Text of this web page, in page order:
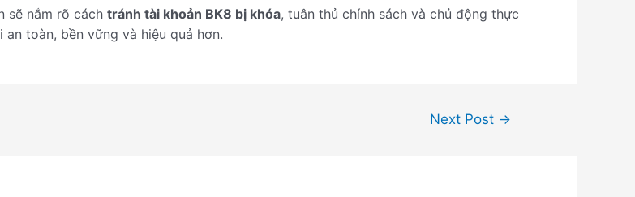
sẽ nắm rõ cách tránh tài khoản BK8 bị khóa, tuân thủ chính sách và chủ động thực
toàn, bền vững và hiệu quả hơn.
Next Post →